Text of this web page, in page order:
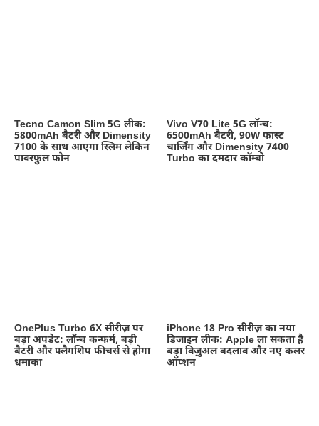
Tecno Camon Slim 5G लीक:
5800mAh बैटरी और Dimensity
7100 के साथ आएगा स्लिम लेकिन
पावरफुल फोन
Vivo V70 Lite 5G लॉन्च:
6500mAh बैटरी, 90W फास्ट
चार्जिंग और Dimensity 7400
Turbo का दमदार कॉम्बो
OnePlus Turbo 6X सीरीज़ पर
बड़ा अपडेट: लॉन्च कन्फर्म, बड़ी
बैटरी और फ्लैगशिप फीचर्स से होगा
धमाका
iPhone 18 Pro सीरीज़ का नया
डिजाइन लीक: Apple ला सकता है
बड़ा विज़ुअल बदलाव और नए कलर
ऑप्शन